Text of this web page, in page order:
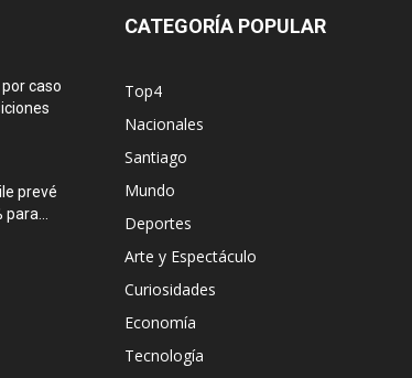
caso
prevé
CATEGORÍA POPULAR
Top4
Nacionales
Santiago
Mundo
Deportes
Arte y Espectáculo
Curiosidades
Economía
Tecnología